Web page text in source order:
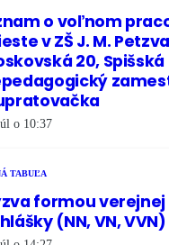
o voľnom
v ZŠ J. M.
20, Spišská
o 10:37
TABUĽA
formou verejnej
(NN, VN, VVN)
priestorov